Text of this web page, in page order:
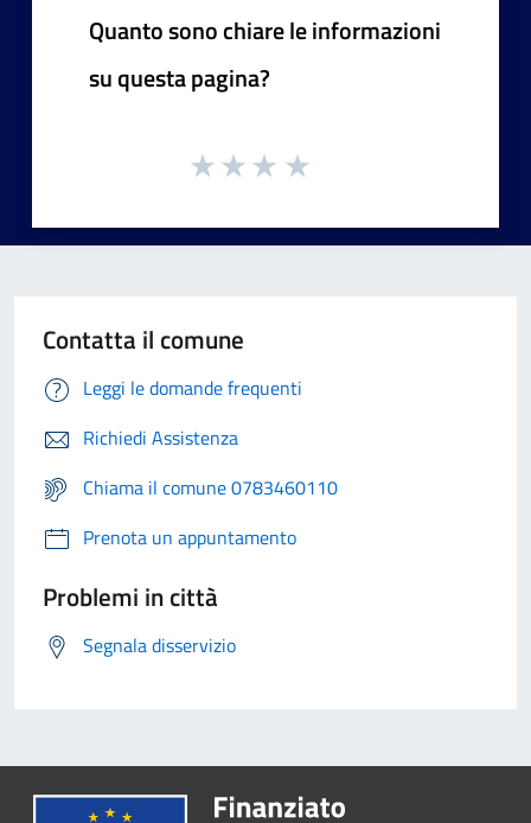
Quanto sono chiare le informazioni
su questa pagina?
Contatta il comune
Leggi le domande frequenti
Richiedi Assistenza
Chiama il comune 0783460110
Prenota un appuntamento
Problemi in città
Segnala disservizio